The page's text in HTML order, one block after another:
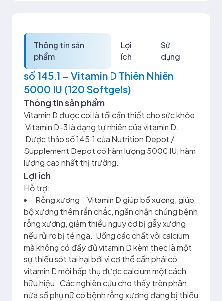
Thông tin sản
phẩm
Lợi
ích
Sử
dụng
số 145.1 – Vitamin D Thiên Nhiên
5000 IU (120 Softgels)
Thông tin sản phẩm
Vitamin D được coi là tối cần thiết cho sức khỏe.
Vitamin D-3 là dạng tự nhiên của vitamin D.
Dược thảo số 145.1 của Nutrition Depot /
Supplement Depot có hàm lượng 5000 IU, hàm
lượng cao nhất thị trường.
Lợi ích
Hỗ trợ:
Rỗng xương – Vitamin D giúp bổ xương, giúp
bộ xương thêm rắn chắc, ngăn chận chứng bệnh
rỗng xương, giảm thiểu nguy cơ bị gẫy xương
nếu rủi ro bị té ngã. Uống các chất vôi calcium
mà không có đầy đủ vitamin D kèm theo là một
sự thiếu sót tai hại bởi vì cơ thể cần phải có
vitamin D mới hấp thụ được calcium một cách
hữu hiệu. Các nghiên cứu cho thấy trên phân
nửa số phụ nữ có bệnh rỗng xương đang bị thiếu